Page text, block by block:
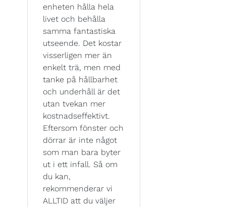
enheten hålla hela
livet och behålla
samma fantastiska
utseende. Det kostar
visserligen mer än
enkelt trä, men med
tanke på hållbarhet
och underhåll är det
utan tvekan mer
kostnadseffektivt.
Eftersom fönster och
dörrar är inte något
som man bara byter
ut i ett infall. Så om
du kan,
rekommenderar vi
ALLTID att du väljer